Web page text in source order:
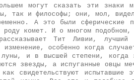
могут сказать эти знаки
так и философы; они, мол,
А это были сферические
роду комет. И о многом
Тит Ливии,
изменение, особенно когда
луны, и в высшей степени, когда
звезды, а испуганные овцы
свидетельствуют